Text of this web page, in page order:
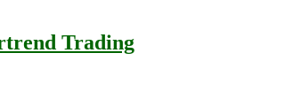
Trading